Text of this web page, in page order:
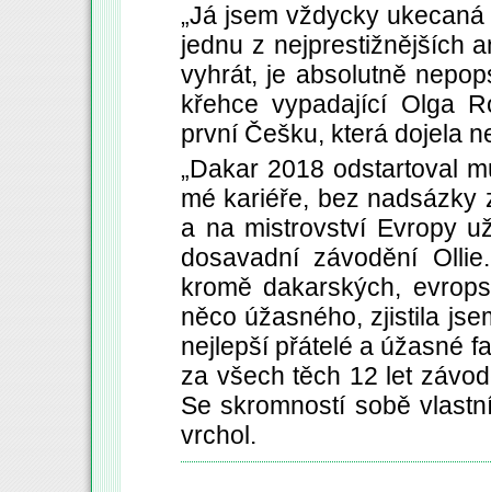
„Já jsem vždycky
jednu z nejprestižnějších
vyhrát, je absolutně
křehce vypadající Olga
první Češku, která dojela
„Dakar 2018 odstartoval
mé kariéře, bez nadsázky
a na mistrovství Evropy
dosavadní závodění
kromě dakarských,
něco úžasného, zjistila
nejlepší přátelé a úžasné
za všech těch 12 let
Se skromností sobě
vrchol.